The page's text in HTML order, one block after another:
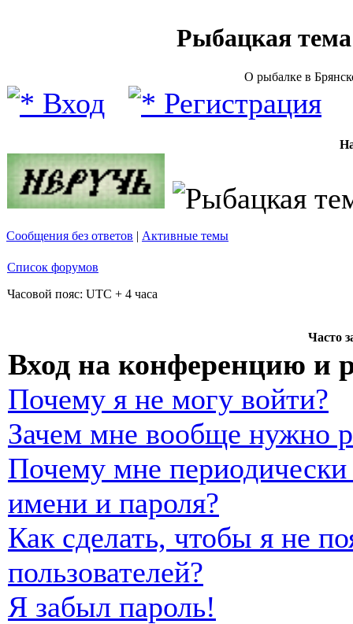
Рыбацкая
О рыбалке в
Вход Регистрация
Сообщения без ответов | Активные темы
Список форумов
Часовой пояс: UTC + 4 часа
Часто
Вход на конференцию и
Почему я не могу войти?
Зачем мне вообще нужно
Почему мне периодически
имени и пароля?
Как сделать, чтобы я не
пользователей?
Я забыл пароль!